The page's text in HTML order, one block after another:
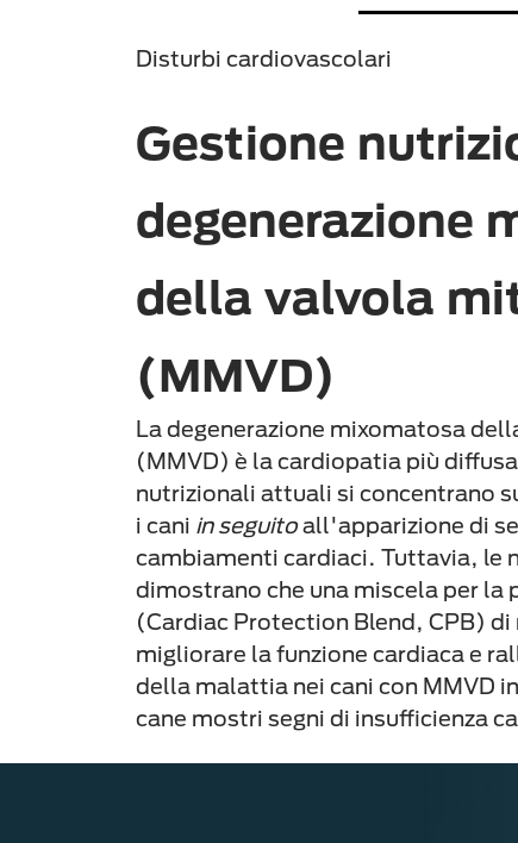
Disturbi cardiovascolari
Gestione
degenerazione
della valvola
(MMVD)
La degenerazione mixomatosa
(MMVD) è la cardiopatia più
nutrizionali attuali si concentrano
i cani in seguitoall'apparizione di
cambiamenti cardiaci. Tuttavia, le
dimostrano che una miscela per la
(Cardiac Protection Blend, CPB)
migliorare la funzione cardiaca e
della malattia nei cani con MMVD
cane mostri segni di insufficienza